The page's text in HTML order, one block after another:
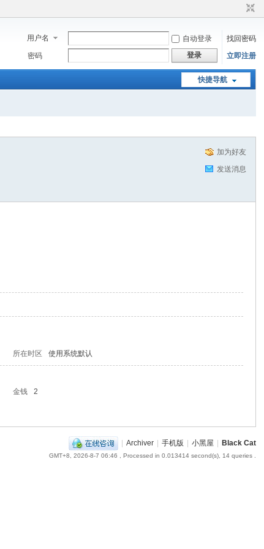
用户名 自动登录
找回密码
密码
登录 立即注册
快捷导航
加为好友
发送消息
所在时区 使用系统默认
金钱
2
| Archiver | 手机版 | 小黑屋 | Black Cat
GMT+8, 2026-8-7 06:46 , Processed in 0.013414 second(s), 14 queries .